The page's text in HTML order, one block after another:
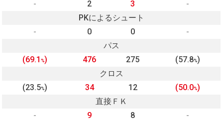
-
2 3
-
PKによるシュート
-
0 0
-
パス
(69.1%) 476 275 (57.8%)
クロス
(23.5%) 34 12 (50.0%)
直接ＦＫ
-
9 8
-